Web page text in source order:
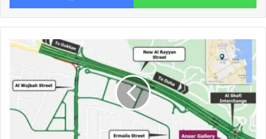
അൽ
സ്ട്രീറ്റിലേക്ക്
വെള്ളിയും
ശനിയും
താത്കാലിക
ഗതാഗതനിരോധനം